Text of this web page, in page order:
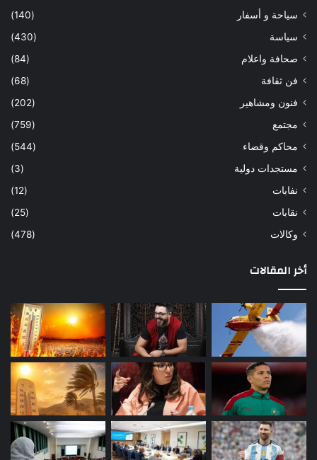
سياحة و أسفار
(140)
سياسة
(430)
صحافة واعلام
(84)
فن ثقافة
(68)
فنون ومشاهير
(202)
مجتمع
(759)
محاكم وقضاء
(544)
مستجدات دولية
(3)
نفابات
(12)
نقابات
(25)
وكالات
(478)
أخر المقالات